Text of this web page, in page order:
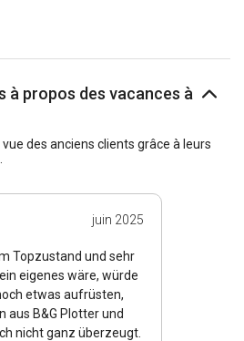
à propos des vacances à
des anciens clients grâce à leurs
juin 2025
Topzustand und sehr
eigenes wäre, würde
etwas aufrüsten,
aus B&G Plotter und
nicht ganz überzeugt.